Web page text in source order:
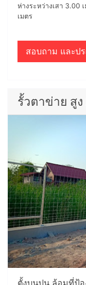
ห่างระหว่างเสา 3.00
เมตร
สอบถาม และป
รั้วตาข่าย สู
ตั้งบนปูน ล้อมที่ป้อ